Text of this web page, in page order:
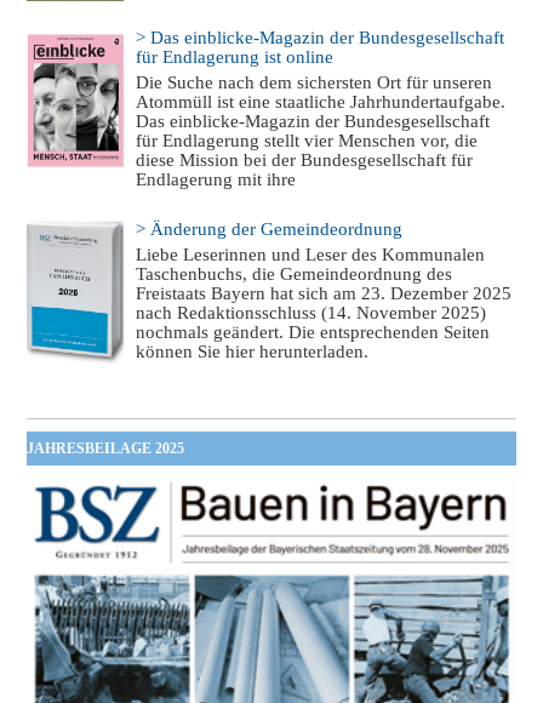
> Das einblicke-Magazin der Bundesgesellschaft
für Endlagerung ist online
Die Suche nach dem sichersten Ort für unseren
Atommüll ist eine staatliche Jahrhundertaufgabe.
Das einblicke-Magazin der Bundesgesellschaft
für Endlagerung stellt vier Menschen vor, die
diese Mission bei der Bundesgesellschaft für
Endlagerung mit ihre
> Änderung der Gemeindeordnung
Liebe Leserinnen und Leser des Kommunalen
Taschenbuchs, die Gemeindeordnung des
Freistaats Bayern hat sich am 23. Dezember 2025
nach Redaktionsschluss (14. November 2025)
nochmals geändert. Die entsprechenden Seiten
können Sie hier herunterladen.
JAHRESBEILAGE 2025